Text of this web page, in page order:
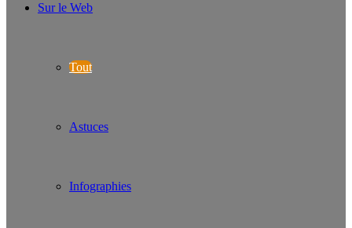
Sur le Web
Tout
Astuces
Infographies